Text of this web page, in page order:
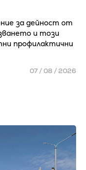
за дейност от
и този
профилактични
07 / 08 / 2026